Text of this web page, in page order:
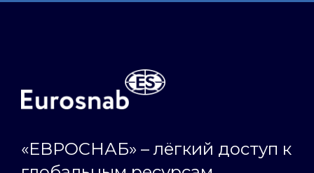
«ЕВРОСНАБ» – лёгкий доступ к